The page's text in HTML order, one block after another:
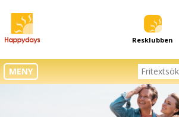
Resklubben
MENY